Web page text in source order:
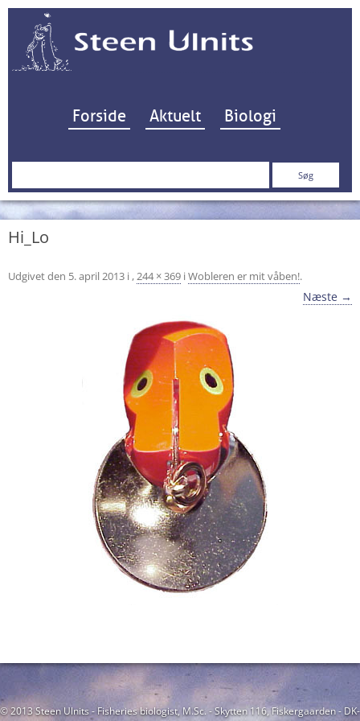
Hop til indhold
Forside Aktuelt Biologi
Søg
Hi_Lo
Udgivet den 5. april 2013 i ,244 × 369 iWobleren er mit våben!.
Næste →
© 2013 Steen Ulnits - Fisheries biologist, M.Sc. - Skytten 116, Fiskergaarden - DK-